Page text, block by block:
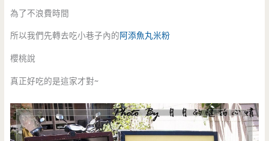
為了不浪費時間
所以我們先轉去吃小巷子內的阿添魚丸米粉
櫻桃說
真正好吃的是這家才對~